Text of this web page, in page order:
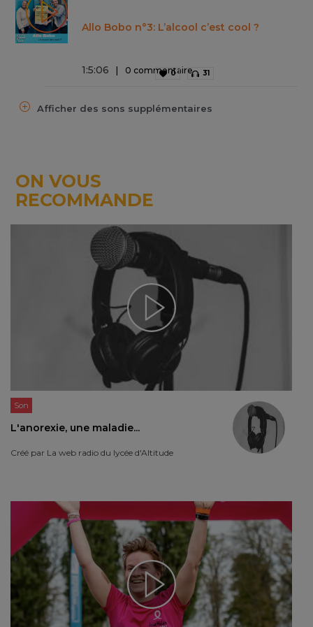
Allo Bobo n°3: L’alcool c’est cool ?
1:5:06 0 commentaire
0 31
Afficher des sons supplémentaires
ON VOUS
RECOMMANDE
Son
L'anorexie, une maladie...
Créé par La web radio du lycée d'Altitude